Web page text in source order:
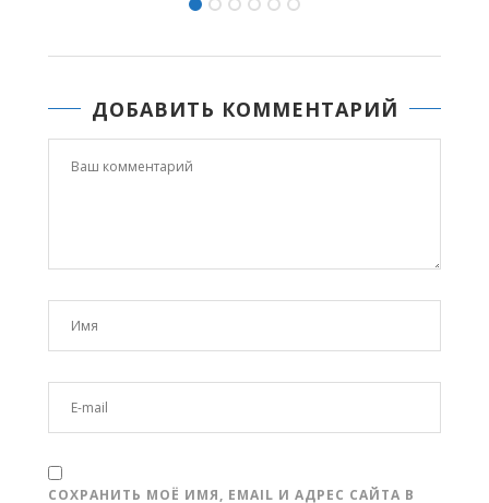
ДОБАВИТЬ КОММЕНТАРИЙ
СОХРАНИТЬ МОЁ ИМЯ, EMAIL И АДРЕС САЙТА В